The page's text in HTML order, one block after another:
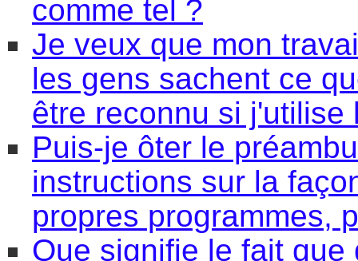
comme tel ?
Je veux que mon
les gens sachent ce
être reconnu si j'utilise
Puis-je ôter le
instructions sur la
propres programmes,
Que signifie le fait